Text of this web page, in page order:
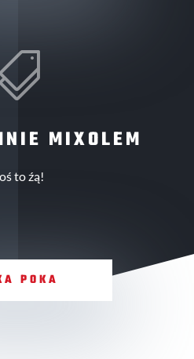

MIXOLEM
to źą!
POKA